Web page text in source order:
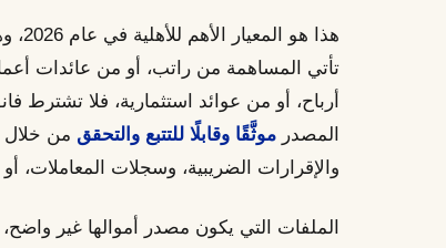
هذا
تأتي المساهمة من راتب، أو من عائدات
أرباح، أو من عوائد استثمارية، فلا تشترط
المصدر موثَّقًا وقابلًا للتتبع والتحقق من خلال
والإقرارات الضريبية، وسجلات المعاملات،
الملفات التي يكون مصدر أموالها غير واضح،